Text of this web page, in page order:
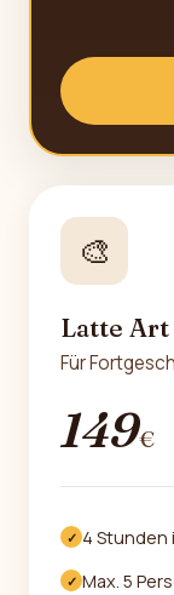
🎨
Latte
Für
149€
✓ 4 Stunden
✓ Max. 5